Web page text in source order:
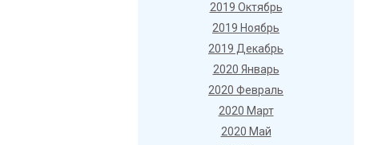
2019 Октябрь
2019 Ноябрь
2019 Декабрь
2020 Январь
2020 Февраль
2020 Март
2020 Май